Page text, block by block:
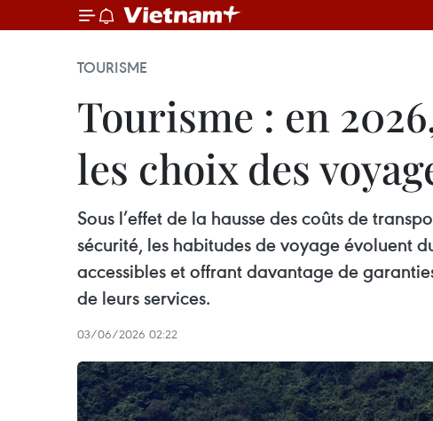
TOURISME
Tourisme : en
les choix des
Sous l’effet de la hausse des coûts de
sécurité, les habitudes de voyage évoluent
accessibles et offrant davantage de
de leurs services.
03/06/2026 02:22